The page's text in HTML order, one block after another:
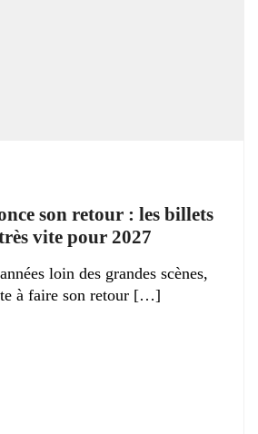
son retour : les billets
vite pour 2027
loin des grandes scènes,
à faire son retour